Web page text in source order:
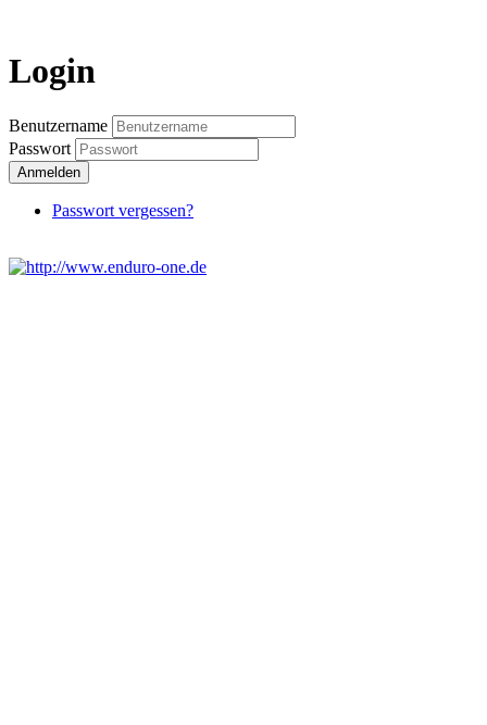
Login
Benutzername
Passwort
Anmelden
Passwort vergessen?